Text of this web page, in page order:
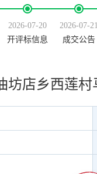
2026-07-20
开评标信息
2026-07-21
成交公告
坊店乡西莲村